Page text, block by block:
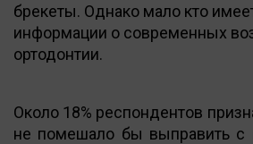
брекеты. Однако мало кто
информации о современных
ортодонтии.
Около 18% респондентов
не помешало бы выправить с